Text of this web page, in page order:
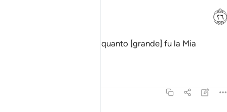
ﲌ
poi afferrai i miscredenti e quanto [grande] fu la Mia